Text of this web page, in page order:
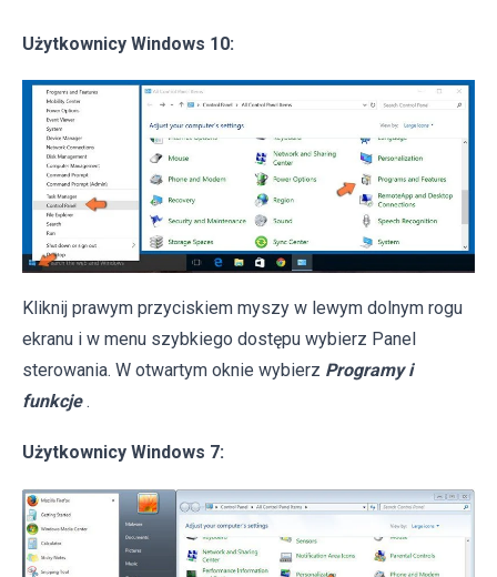
Użytkownicy Windows 10:
Kliknij prawym przyciskiem myszy w lewym dolnym rogu
ekranu i w menu szybkiego dostępu wybierz Panel
sterowania. W otwartym oknie wybierz Programy i
funkcje .
Użytkownicy Windows 7: